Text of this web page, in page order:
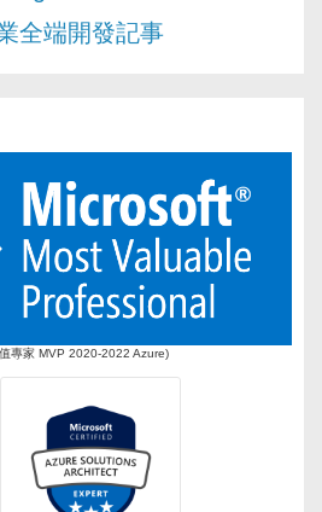
全端開發記事
專家 MVP 2020-2022 Azure)